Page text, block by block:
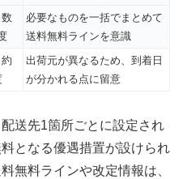
必要なものを一括でまとめて
送料無料ラインを意識
出荷元が異なるため、到着日
が分かれる点に留意
送先1箇所ごとに設定され
となる優遇措置が設けられ
無料ラインや改定情報は、